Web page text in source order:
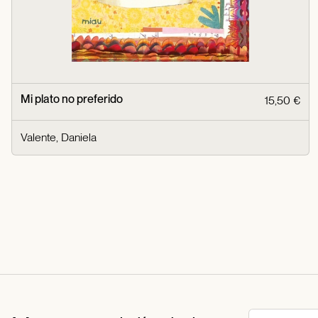
Mi plato no preferido 15,50 €
Valente, Daniela